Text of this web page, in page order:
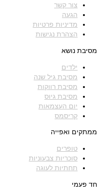
צור קשר
הגעה
מדיניות פרטיות
הצהרת נגישות
מסיבת נושא
ילדים
מסיבת גיל שנה
מסיבת רווקות
מסיבת גיוס
יום העצמאות
קריסמס
ממתקים ואפייה
טופרים
סוכריות צבעוניות
תחתיות לעוגה
חד פעמי